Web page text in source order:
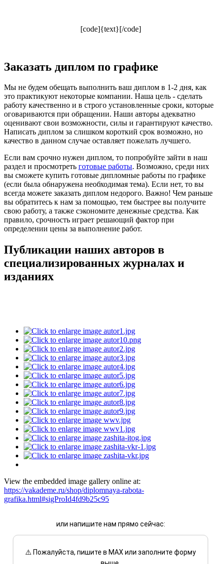
[code]{text}[/code]
Заказать диплом по графике
Мы не будем обещать выполнить ваш диплом в 1-2 дня, как
это практикуют некоторые компании. Наша цель - сделать
работу качественно и в строго установленные сроки, которые
оговариваются при обращении. Наши авторы адекватно
оценивают свои возможности, силы и гарантируют качество.
Написать диплом за слишком короткий срок возможно, но
качество в данном случае оставляет пожелать лучшего.
Если вам срочно нужен диплом, то попробуйте зайти в наш
раздел и просмотреть готовые работы. Возможно, среди них
вы сможете купить готовые дипломные работы по графике
(если была обнаружена необходимая тема). Если нет, то вы
всегда можете заказать диплом недорого. Важно! Чем раньше
вы обратитесь к нам за помощью, тем быстрее вы получите
свою работу, а также сэкономите денежные средства. Как
правило, срочность играет решающий фактор при
определении цены за выполнение работ.
Публикации наших авторов в
специализированных журналах и
изданиях
View the embedded image gallery online at:
https://vakademe.ru/shop/diplomnaya-rabota-
grafika.html#sigProId4fd9b25c95
или напишите нам прямо сейчас:
⚠️ Пожалуйста, пишите в MAX или заполните форму